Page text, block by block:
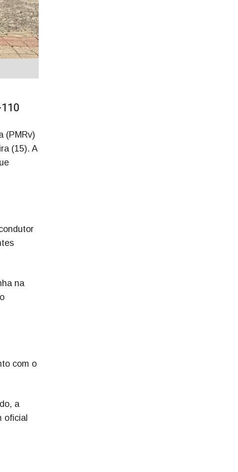
(PMRv)
(15). A
na
com o
a
oficial